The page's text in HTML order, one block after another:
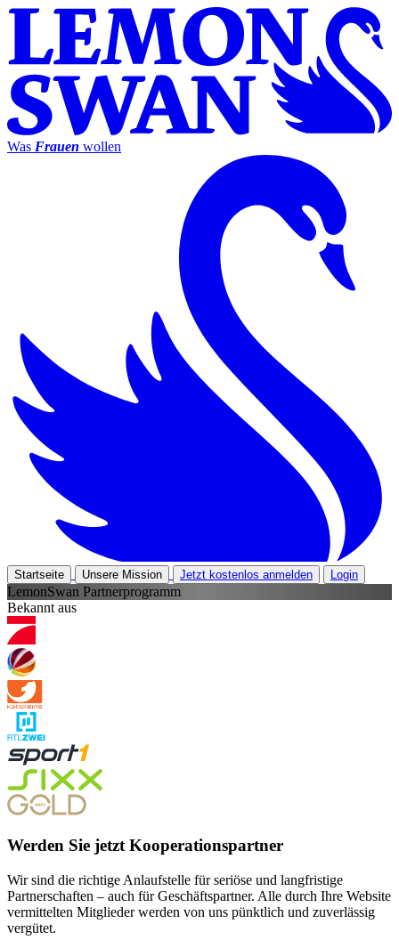
Was Frauen wollen
Startseite Unsere Mission Jetzt kostenlos anmelden Login
LemonSwan Partnerprogramm
Bekannt aus
Werden Sie jetzt Kooperationspartner
Wir sind die richtige Anlaufstelle für seriöse und langfristige
Partnerschaften – auch für Geschäftspartner. Alle durch Ihre Website
vermittelten Mitglieder werden von uns pünktlich und zuverlässig
vergütet.